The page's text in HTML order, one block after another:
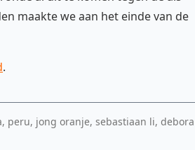
maakte we aan het einde van de
.
peru, jong oranje, sebastiaan li, debora